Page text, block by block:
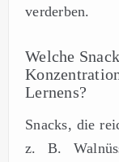
verderben.
Welche
Lernens?
Snacks, die
z. B.